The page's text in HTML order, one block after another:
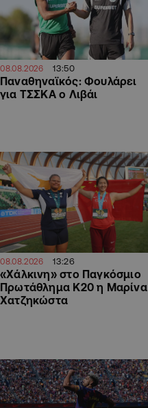
08.08.2026 13:50
Παναθηναϊκός: Φουλάρει
για ΤΣΣΚΑ ο Λιβάι
08.08.2026 13:26
«Χάλκινη» στο Παγκόσμιο
Πρωτάθλημα Κ20 η Μαρίνα
Χατζηκώστα